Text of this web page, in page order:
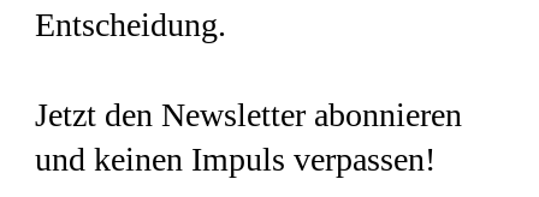
Entscheidung.
Jetzt den Newsletter abonnieren
und keinen Impuls verpassen!